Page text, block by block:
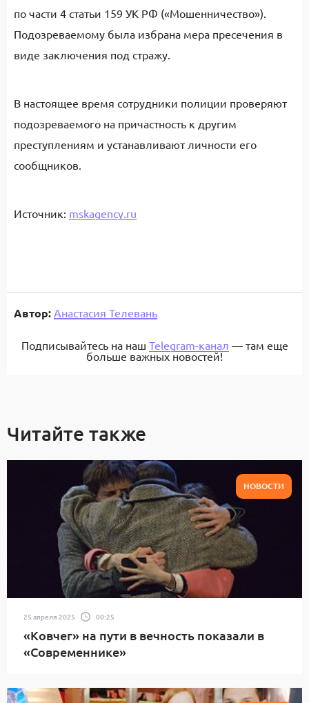
по части 4 статьи 159 УК РФ («Мошенничество»).
Подозреваемому была избрана мера пресечения в
виде заключения под стражу.
В настоящее время сотрудники полиции проверяют
подозреваемого на причастность к другим
преступлениям и устанавливают личности его
сообщников.
Источник: mskagency.ru
Автор: Анастасия Телевань
Подписывайтесь на наш Telegram-канал — там еще
больше важных новостей!
Читайте также
НОВОСТИ
25 апреля 2025 00:25
«Ковчег» на пути в вечность показали в
«Современнике»